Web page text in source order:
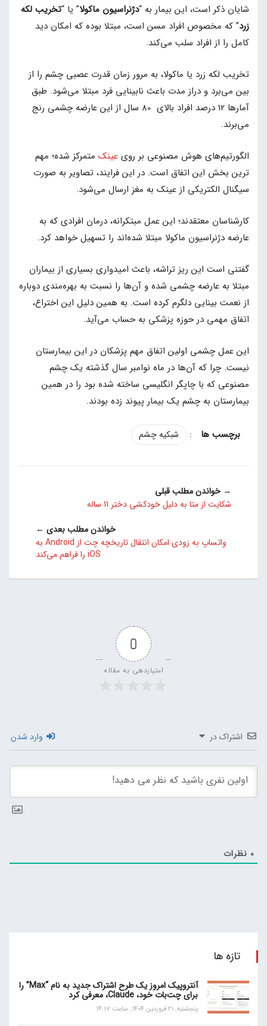
شایان ذکر است، این بیمار به “دژنراسیون ماکولا” یا “تخریب لکه
زرد” که مخصوص افراد مسن است، مبتلا بوده که امکان دید
کامل را از افراد سلب می‌کند.
تخریب لکه زرد یا ماکولا، به مرور زمان قدرت عصبی چشم را از
بین می‌برد و دراز مدت باعث نابینایی فرد مبتلا می‌شود. طبق
آمارها 12 درصد افراد بالای 80 سال از این عارضه چشمی رنج
می‌برند.
الگورتیم‌های هوش مصنوعی بر روی عینک متمرکز شده؛ مهم
ترین بخش این اتفاق است. در این فرایند، تصاویر به صورت
سیگنال الکتریکی از عینک به مغز ارسال می‌شود.
کارشناسان معتقدند؛ این عمل مبتکرانه، درمان افرادی که به
عارضه دژنراسیون ماکولا مبتلا شده‌اند را تسهیل خواهد کرد.
گفتنی است این ریز تراشه، باعث امیدواری بسیاری از بیماران
مبتلا به عارضه چشمی شده و آن‌ها را نسبت به بهره‌مندی دوباره
از نعمت بینایی دلگرم کرده است. به همین دلیل این اختراع،
اتفاق مهمی در حوزه پزشکی به حساب می‌آید.
این عمل چشمی اولین اتفاق مهم پزشکان در این بیمارستان
نیست. چرا که آن‌ها در ماه نوامبر سال گذشته یک چشم
مصنوعی که با چاپگر انگلیسی ساخته شده بود را در همین
بیمارستان به چشم یک بیمار پیوند زده بودند.
: شبکیه چشم
→ خواندن مطلب قبلی
شکایت از متا به دلیل خودکشی دختر 11 ساله
خواندن مطلب بعدی ←
واتساپ به زودی امکان انتقال تاریخچه چت‌ از Android به
iOS را فراهم می‌کند
0
امتیازدهی به مقاله
اشتراک در وارد شدن
0 نظرات
تازه ها
آنتروپیک امروز یک طرح اشتراک جدید به نام “Max” را
برای چت‌بات خود، Claude، معرفی کرد
پنجشنبه, 21 فروردین 1404, ساعت 14:17